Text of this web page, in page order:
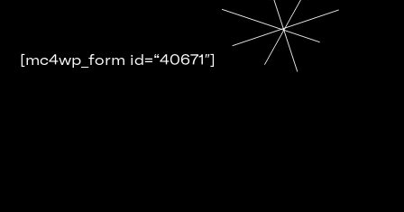
[mc4wp_form id=“40671″]